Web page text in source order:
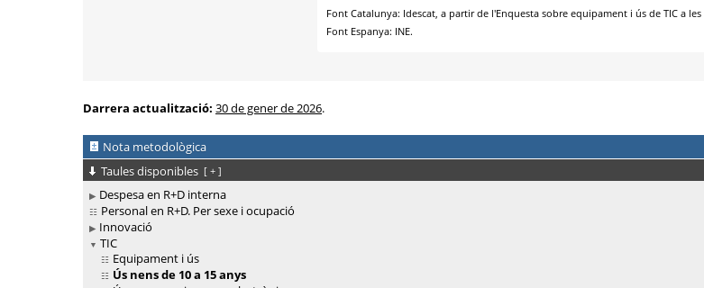
Darrera actualització: 30 de gener de 2026.
Nota metodològica
Taules disponibles [ + ]
Despesa en R+D interna
Personal en R+D. Per sexe i ocupació
Innovació
TIC
Equipament i ús
Ús nens de 10 a 15 anys